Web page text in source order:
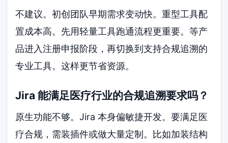
不建议。初创团队早期需求变动快。重型工具配
置成本高。先用轻量工具跑通流程更重要。等产
品进入注册申报阶段，再切换到支持合规追溯的
专业工具。这样更节省资源。
Jira 能满足医疗行业的合规追溯要求吗？
原生功能不够。Jira 本身偏敏捷开发。要满足医
疗合规，需装插件或做大量定制。比如加装结构